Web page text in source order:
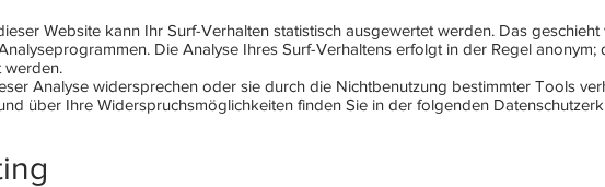
Website kann Ihr Surf-Verhalten statistisch ausgewertet werden. Das
Die Analyse Ihres Surf-Verhaltens erfolgt in der Regel anonym;
werden.
Analyse widersprechen oder sie durch die Nichtbenutzung bestimmter Tools
über Ihre Widerspruchsmöglichkeiten finden Sie in der folgenden